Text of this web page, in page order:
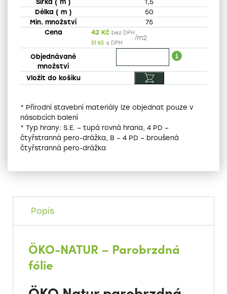
1,5
50
75
42 Kč bez DPH
51 Kč s DPH
/m2
* Přírodní stavební materiály lze objednat pouze v
násobcích balení
* Typ hrany: S.E. – tupá rovná hrana, 4 PD –
čtyřstranná pero-drážka, B – 4 PD – broušená
čtyřstranná pero-drážka
Popis
ÖKO-NATUR – Parobrzdná
fólie